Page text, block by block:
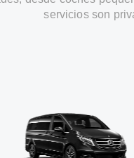
servicios son